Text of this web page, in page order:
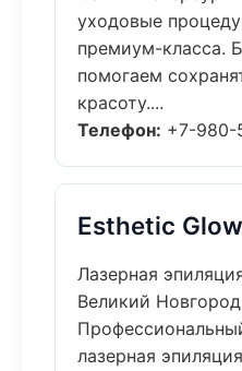
уходовые
премиум-класса.
помогаем
красоту....
Телефон: +7-980-
Esthetic
Лазерная
Великий Новгород
лазерная